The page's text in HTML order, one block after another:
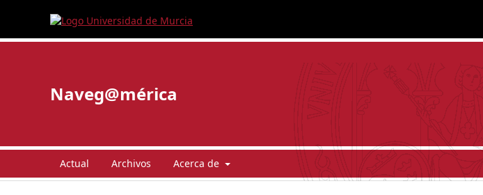
Naveg@mérica
Actual Archivos Acerca de